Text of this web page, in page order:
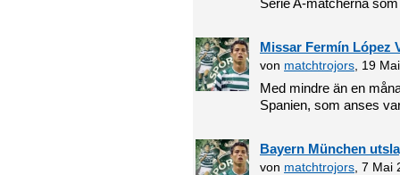
Serie A-matcherna
Missar Fermín López
von matchtrojors , 19
Med mindre än en
Spanien, som anses
Bayern München
von matchtrojors , 7